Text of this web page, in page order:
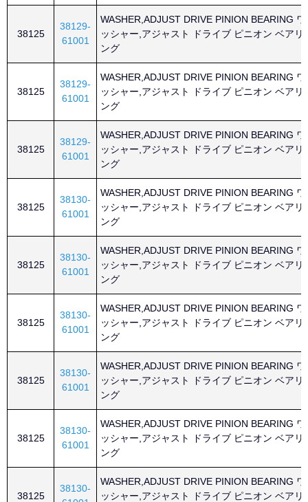
38125
38129-
61001
WASHER,ADJUST DRIVE PINION BEARING ワ
ッシャー,アジャスト ドライブ ピニオン ベアリ
ング
38125
38129-
61001
WASHER,ADJUST DRIVE PINION BEARING ワ
ッシャー,アジャスト ドライブ ピニオン ベアリ
ング
38125
38129-
61001
WASHER,ADJUST DRIVE PINION BEARING ワ
ッシャー,アジャスト ドライブ ピニオン ベアリ
ング
38125
38130-
61001
WASHER,ADJUST DRIVE PINION BEARING ワ
ッシャー,アジャスト ドライブ ピニオン ベアリ
ング
38125
38130-
61001
WASHER,ADJUST DRIVE PINION BEARING ワ
ッシャー,アジャスト ドライブ ピニオン ベアリ
ング
38125
38130-
61001
WASHER,ADJUST DRIVE PINION BEARING ワ
ッシャー,アジャスト ドライブ ピニオン ベアリ
ング
38125
38130-
61001
WASHER,ADJUST DRIVE PINION BEARING ワ
ッシャー,アジャスト ドライブ ピニオン ベアリ
ング
38125
38130-
61001
WASHER,ADJUST DRIVE PINION BEARING ワ
ッシャー,アジャスト ドライブ ピニオン ベアリ
ング
38125
38130-
WASHER,ADJUST DRIVE PINION BEARING ワ
ッシャー,アジャスト ドライブ ピニオン ベアリ